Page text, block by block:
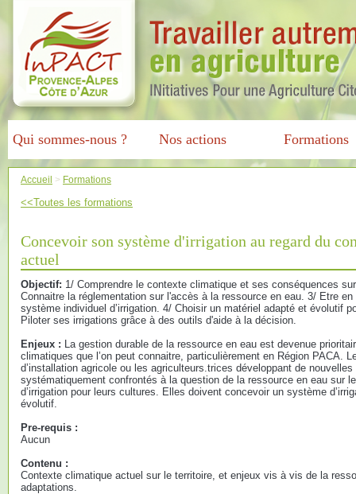
Qui sommes-nous ? Nos actions Formations
Accueil > Formations
<<Toutes les formations
Concevoir son système d'irrigation au regard du
actuel
Objectif: 1/ Comprendre le contexte climatique et ses conséquences
Connaitre la réglementation sur l'accès à la ressource en eau. 3/ Etre
système individuel d’irrigation. 4/ Choisir un matériel adapté et évolutif
Piloter ses irrigations grâce à des outils d'aide à la décision.
Enjeux : La gestion durable de la ressource en eau est devenue
climatiques que l’on peut connaitre, particulièrement en Région PACA.
d’installation agricole ou les agriculteurs.trices développant de
systématiquement confrontés à la question de la ressource en eau sur
d’irrigation pour leurs cultures. Elles doivent concevoir un système
évolutif.
Pre-requis :
Aucun
Contenu :
Contexte climatique actuel sur le territoire, et enjeux vis à vis de la
adaptations.